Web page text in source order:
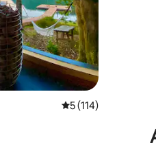
Средна оценка: 5
5 (114)